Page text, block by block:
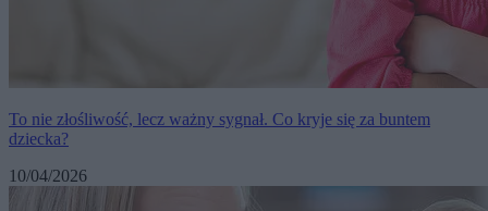
To nie złośliwość, lecz ważny sygnał. Co kryje się za buntem
dziecka?
10/04/2026